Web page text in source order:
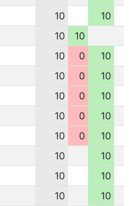
10
10
10
10
10 0
10
10 0
10
10 0
10
10 0
10
10 0
10
10
10
10
10
10
10